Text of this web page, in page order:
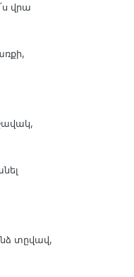
վրա
տըվավ,